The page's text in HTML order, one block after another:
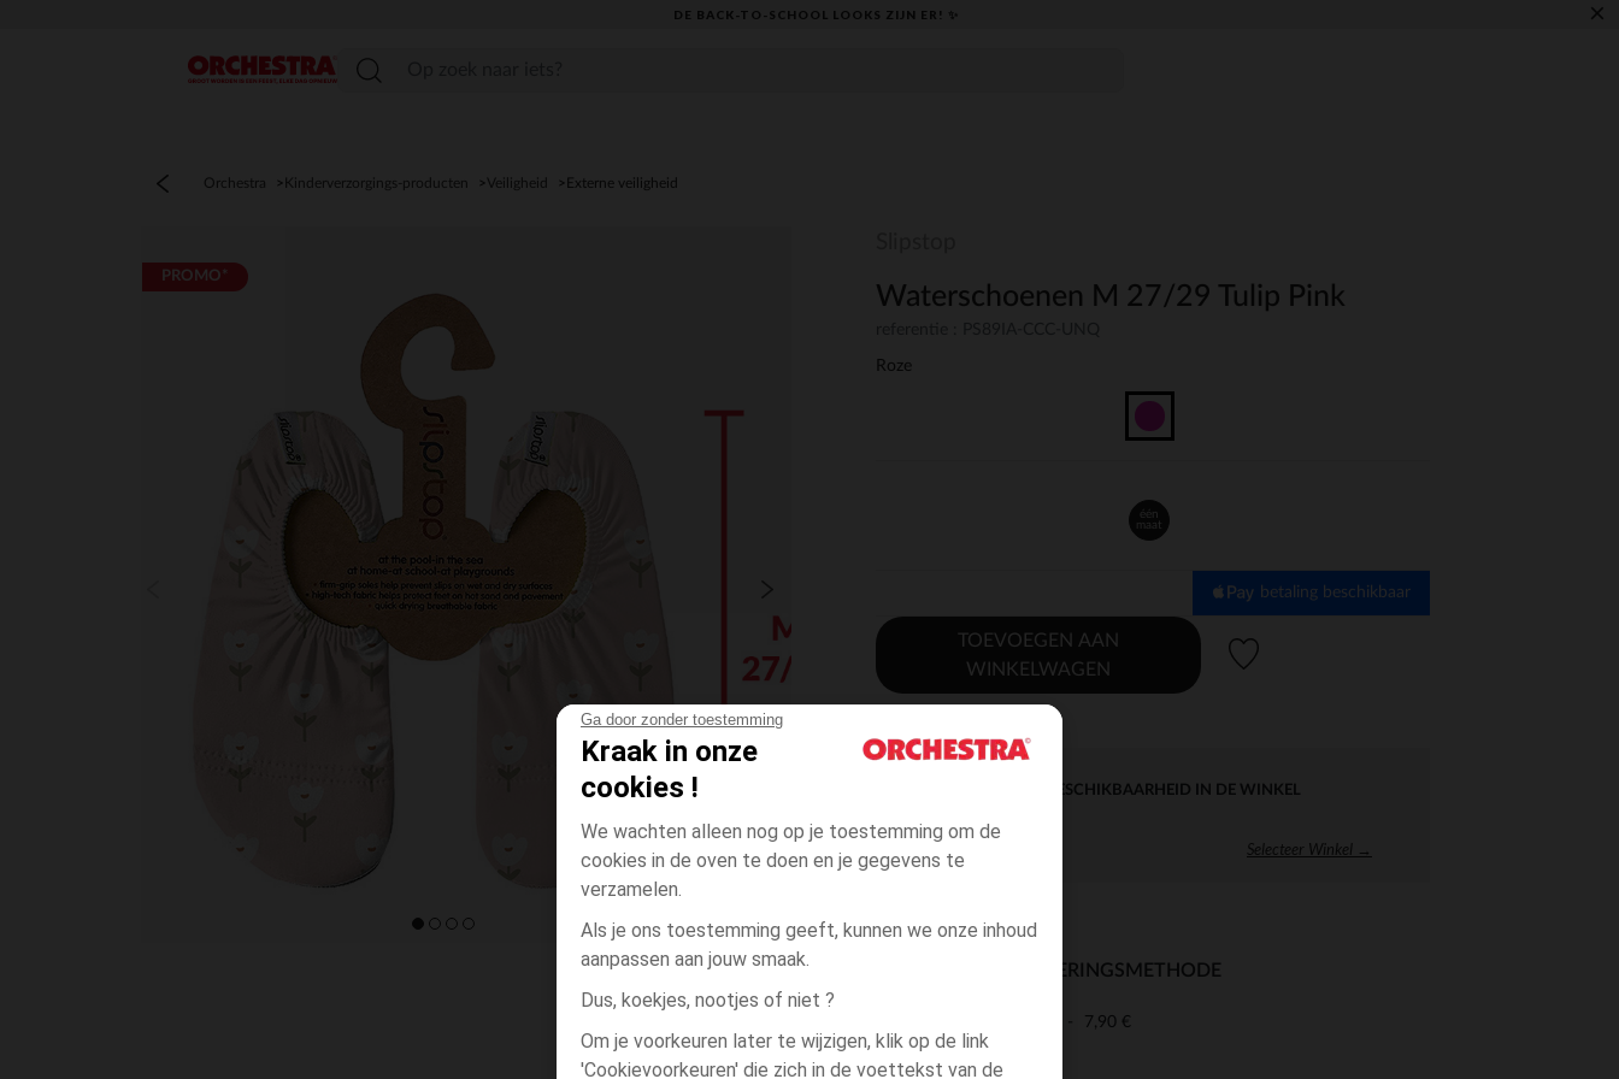
Ga door zonder toestemming
Kraak in onze
cookies !
We wachten alleen nog op je toestemming om de
cookies in de oven te doen en je gegevens te
verzamelen.
Als je ons toestemming geeft, kunnen we onze inhoud
aanpassen aan jouw smaak.
Dus, koekjes, nootjes of niet ?
Om je voorkeuren later te wijzigen, klik op de link
'Cookievoorkeuren' die zich in de voettekst van de
DE BACK-TO-SCHOOL LOOKS ZIJN ER! ✨ ×
menu
Orchestra Kinderverzorgings-producten Veiligheid Externe veiligheid
PROMO*
Waterschoenen M 27/29 Tulip Pink
Roze
één
maat
betaling beschikbaar
TOEVOEGEN AAN
WINKELWAGEN
DIRECTE BESCHIKBAARHEID IN DE WINKEL
Selecteer Winkel →
BESCHIKBAARE LEVERINGSMETHODE
7,90 €
2 tot 4 dagen